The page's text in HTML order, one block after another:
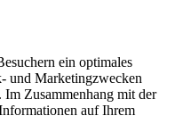
ein optimales
und Marketingzwecken
Zusammenhang mit der
auf Ihrem